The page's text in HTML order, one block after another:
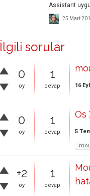
Assistant
25 Mart
İlgili sorular
0
oy
1
cevap 16
0
oy
1
cevap
Os
5
+2
oy
1
cevap